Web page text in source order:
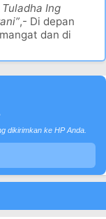
Ing
,- Di depan
dan di
dikirimkan ke HP Anda.